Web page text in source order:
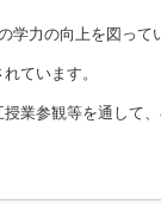
力の向上を図って
ています。
業参観等を通して